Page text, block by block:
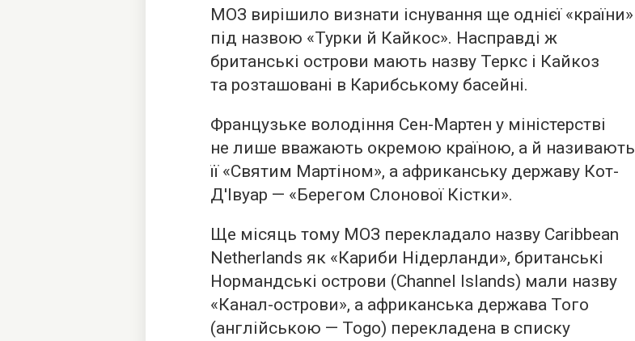
МОЗ вирішило визнати існування ще однієї «країни»
під назвою «Турки й Кайкос». Насправді ж
британські острови мають назву Теркс і Кайкоз
та розташовані в Карибському басейні.
Французьке володіння Сен-Мартен у міністерстві
не лише вважають окремою країною, а й називають
її «Святим Мартіном», а африканську державу Кот-
Д'Івуар — «Берегом Слонової Кістки».
Ще місяць тому МОЗ перекладало назву Caribbean
Netherlands як «Кариби Нідерланди», британські
Нормандські острови (Channel Islands) мали назву
«Канал-острови», а африканська держава Того
(англійською — Togo) перекладена в списку